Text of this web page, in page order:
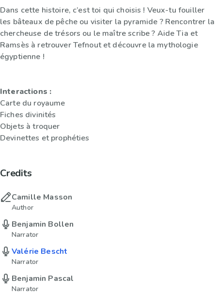
Dans cette histoire, c’est toi qui choisis ! Veux-tu fouiller
les bâteaux de pêche ou visiter la pyramide ? Rencontrer la
chercheuse de trésors ou le maître scribe ? Aide Tia et
Ramsès à retrouver Tefnout et découvre la mythologie
égyptienne !
Interactions :
Carte du royaume
Fiches divinités
Objets à troquer
Devinettes et prophéties
Credits
Camille Masson
Author
Benjamin Bollen
Narrator
Valérie Bescht
Narrator
Benjamin Pascal
Narrator